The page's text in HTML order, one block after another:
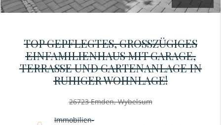
TOP GEPFLEGTES, GROSSZÜGIGES E
INFAMILIENHAUS MIT GARAGE, T
ERRASSE UND GARTENANLAGE IN R
UHIGER WOHNLAGE!
26723 Emden, Wybelsum
Immobilien-